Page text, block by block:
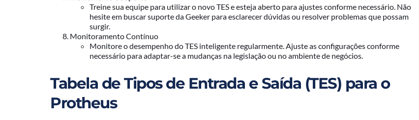
Treine sua equipe para utilizar o novo TES e esteja aberto para ajustes conforme necessário. Não
hesite em buscar suporte da Geeker para esclarecer dúvidas ou resolver problemas que possam
surgir.
Monitoramento Contínuo
Monitore o desempenho do TES inteligente regularmente. Ajuste as configurações conforme
necessário para adaptar-se a mudanças na legislação ou no ambiente de negócios.
Tabela de Tipos de Entrada e Saída (TES) para o
Protheus